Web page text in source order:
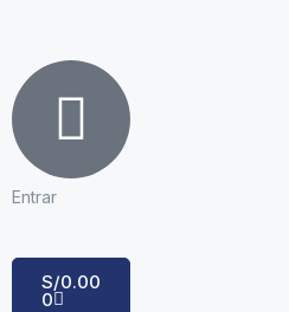
Entrar
S/0.00
0